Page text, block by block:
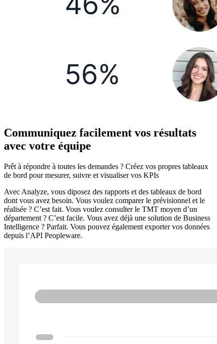
Communiquez facilement vos résultats
avec votre équipe
Prêt à répondre à toutes les demandes ? Créez vos propres tableaux
de bord pour mesurer, suivre et visualiser vos KPIs
Avec Analyze, vous diposez des rapports et des tableaux de bord
dont vous avez besoin. Vous voulez comparer le prévisionnel et le
réalisée ? C’est fait. Vous voulez consulter le TMT moyen d’un
département ? C’est facile. Vous avez déjà une solution de Business
Intelligence ? Parfait. Vous pouvez également exporter vos données
depuis l’API Peopleware.